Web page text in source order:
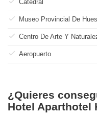
Catedral
Museo Provincial De
Centro De Arte Y
Aeropuerto
¿Quieres
Hotel Aparthotel